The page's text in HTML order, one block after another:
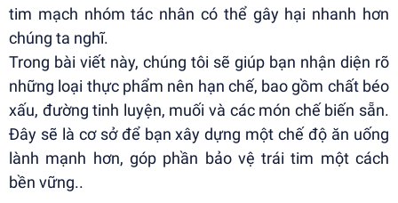
tim mạch nhóm tác nhân có thể gây hại nhanh hơn
chúng ta nghĩ.
Trong bài viết này, chúng tôi sẽ giúp bạn nhận diện rõ
những loại thực phẩm nên hạn chế, bao gồm chất béo
xấu, đường tinh luyện, muối và các món chế biến sẵn.
Đây sẽ là cơ sở để bạn xây dựng một chế độ ăn uống
lành mạnh hơn, góp phần bảo vệ trái tim một cách
bền vững..